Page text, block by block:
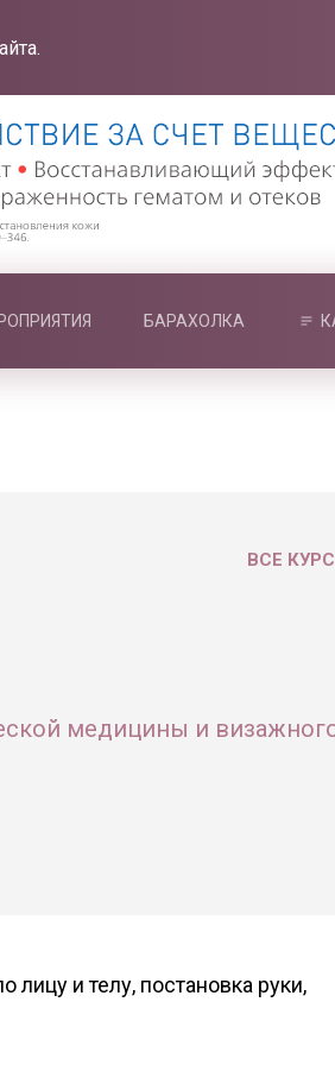
БАРАХОЛКА
ВСЕ
медицины и
лицу и телу, постановка руки,